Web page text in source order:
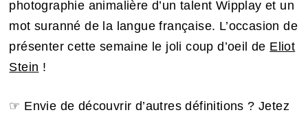
photographie animalière d’un talent Wipplay et un
mot suranné de la langue française. L’occasion de
présenter cette semaine le joli coup d’oeil de Eliot
Stein !
☞ Envie de découvrir d’autres définitions ? Jetez